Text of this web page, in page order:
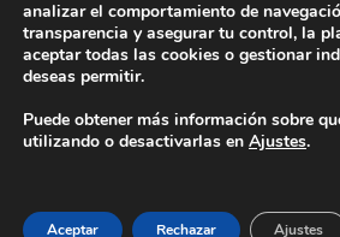
Quienes somos
Preguntas frecuentes
Contacto
analizar el comportamiento de
transparencia y asegurar tu control, la
aceptar todas las cookies o gestionar
deseas permitir.
Puede obtener más información sobre
utilizando o desactivarlas en Ajustes.
Aceptar Rechazar Ajustes